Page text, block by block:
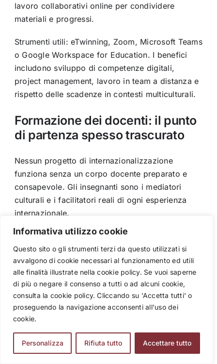
Informativa utilizzo cookie
Questo sito o gli strumenti terzi da questo utilizzati si
avvalgono di cookie necessari al funzionamento ed utili
alle finalità illustrate nella cookie policy. Se vuoi saperne
di più o negare il consenso a tutti o ad alcuni cookie,
consulta la cookie policy. Cliccando su 'Accetta tutti' o
proseguendo la navigazione acconsenti all'uso dei
cookie.
Personalizza Rifiuta tutto Accettare tutto
lavoro collaborativi online per condividere
materiali e progressi.
Strumenti utili: eTwinning, Zoom, Microsoft Teams
o Google Workspace for Education. I benefici
includono sviluppo di competenze digitali,
project management, lavoro in team a distanza e
rispetto delle scadenze in contesti multiculturali.
Formazione dei docenti: il punto
di partenza spesso trascurato
Nessun progetto di internazionalizzazione
funziona senza un corpo docente preparato e
consapevole. Gli insegnanti sono i mediatori
culturali e i facilitatori reali di ogni esperienza
internazionale.
Modello operativo: un istituto organizza un ciclo
di incontri formativi interni per tutti i docenti su:
CLIL, educazione alla cittadinanza globale,
competenze interculturali, metodologie didattiche
inclusive e progettazione Erasmus+.
Risorse disponibili: i bandi Erasmus+ (Key Action
1 per la mobilità del personale) permettono ai